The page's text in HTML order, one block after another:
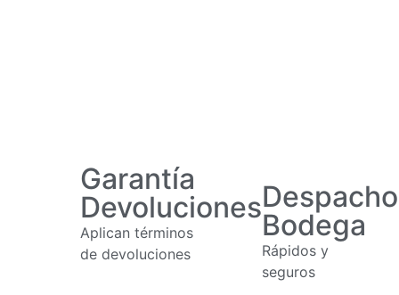
Garantía
Devoluciones
Aplican términos
de devoluciones
Bodega
Rápidos y
seguros